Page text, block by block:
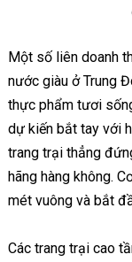
Một số liên doanh
nước giàu ở Trung
thực phẩm tươi
dự kiến bắt tay với
trang trại thẳng
hãng hàng không.
mét vuông và bắt
Các trang trại cao